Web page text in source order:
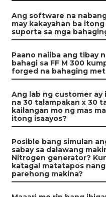
Ang software na
may kakayahan ba
suporta sa mga
Paano naiiba ang tibay
bahagi sa FF M 300
forged na bahaging
Ang lab ng customer ay
na 30 talampakan x 30
kailangan mo ng mas
itong isaayos?
Posible bang simulan
sabay sa dalawang
Nitrogen generator?
katagal matatapos
parehong makina?